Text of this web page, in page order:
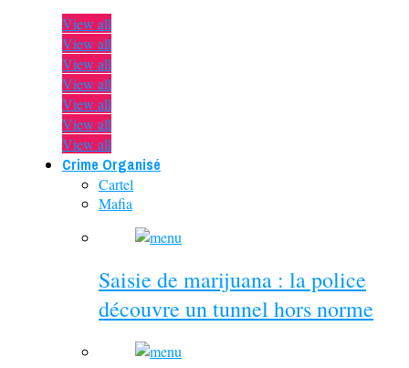
View all
View all
View all
View all
View all
View all
View all
Crime Organisé
Cartel
Mafia
Saisie de marijuana : la police
découvre un tunnel hors norme